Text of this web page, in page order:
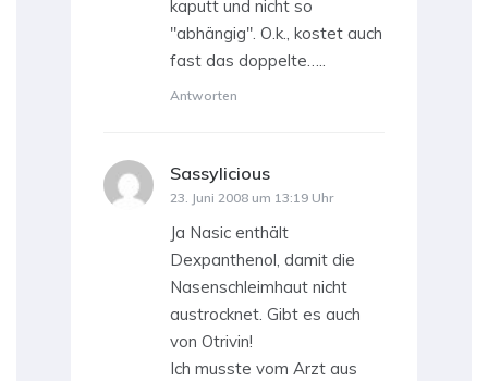
kaputt und nicht so
"abhängig". O.k., kostet auch
fast das doppelte…..
Antworten
Sassylicious
23. Juni 2008 um 13:19 Uhr
Ja Nasic enthält
Dexpanthenol, damit die
Nasenschleimhaut nicht
austrocknet. Gibt es auch
von Otrivin!
Ich musste vom Arzt aus